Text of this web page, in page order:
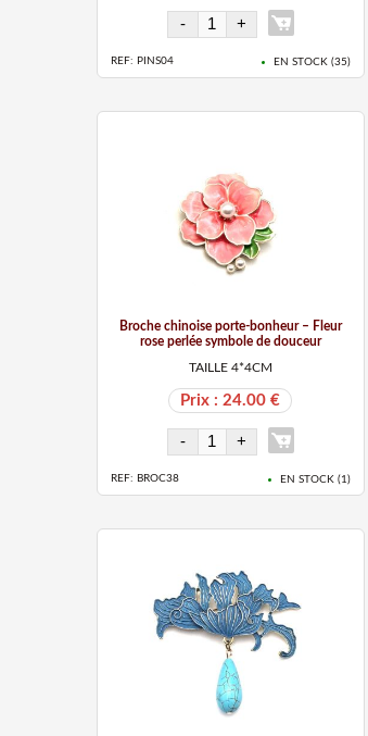
REF: PINS04 EN STOCK (35)
Broche chinoise porte-bonheur – Fleur
rose perlée symbole de douceur
TAILLE 4*4CM
Prix : 24.00 €
REF: BROC38 EN STOCK ( 1 )